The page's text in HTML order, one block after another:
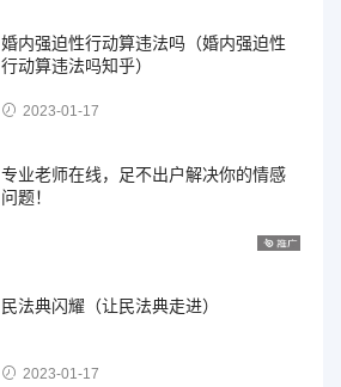
婚内强迫性行动算违法吗（婚内强迫性
行动算违法吗知乎）
2023-01-17
专业老师在线，足不出户解决你的情感
问题！
民法典闪耀（让民法典走进）
2023-01-17